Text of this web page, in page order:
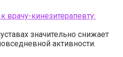
врачу-кинезитерапевту:
значительно снижает
активности.